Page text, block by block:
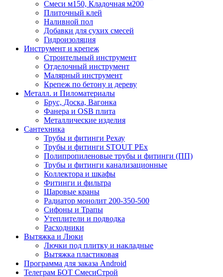
Смеси м150, Кладочная м200
Плиточный клей
Наливной пол
Добавки для сухих смесей
Гидроизоляция
Инструмент и крепеж
Строительный инструмент
Отделочный инструмент
Малярный инструмент
Крепеж по бетону и дереву
Металл. и Пиломатериалы
Брус, Доска, Вагонка
Фанера и OSB плита
Металлические изделия
Сантехника
Трубы и фитинги Рехау
Трубы и фитинги STOUT PEx
Полипропиленовые трубы и фитинги (ПП)
Трубы и фитинги канализационные
Коллектора и шкафы
Фитинги и фильтра
Шаровые краны
Радиатор монолит 200-350-500
Сифоны и Трапы
Утеплители и подводка
Расходники
Вытяжка и Люки
Лючки под плитку и накладные
Вытяжка пластиковая
Программа для заказа Android
Телеграм БОТ СмесиСтрой